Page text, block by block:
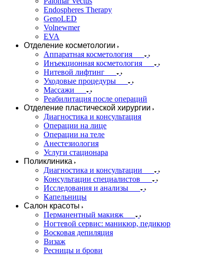
Endospheres Therapy
GenoLED
Volnewmer
EVA
Отделение косметологии
Аппаратная косметология
Инъекционная косметология
Нитевой лифтинг
Уходовые процедуры
Массажи
Реабилитация после операций
Отделение пластической хирургии
Диагностика и консультация
Операции на лице
Операции на теле
Анестезиология
Услуги стационара
Поликлиника
Диагностика и консультации
Консультации специалистов
Исследования и анализы
Капельницы
Салон красоты
Перманентный макияж
Ногтевой сервис: маникюр, педикюр
Восковая депиляция
Визаж
Ресницы и брови